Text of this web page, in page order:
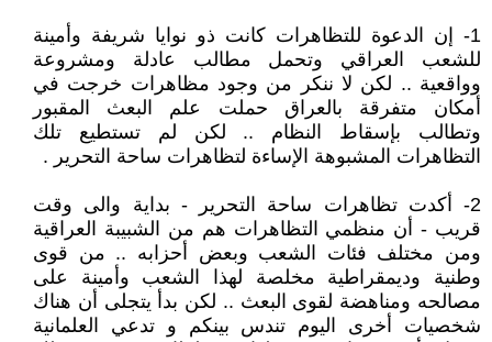
1- إن الدعوة للتظاهرات كانت ذو نوايا شريفة وأمينة
للشعب العراقي وتحمل مطالب عادلة ومشروعة
وواقعية .. لكن لا ننكر من وجود مظاهرات خرجت في
أمكان متفرقة بالعراق حملت علم البعث المقبور
وتطالب بإسقاط النظام .. لكن لم تستطيع تلك
التظاهرات المشبوهة الإساءة لتظاهرات ساحة التحرير .
2- أكدت تظاهرات ساحة التحرير - بداية والى وقت
قريب - أن منظمي التظاهرات هم من الشبيبة العراقية
ومن مختلف فئات الشعب وبعض أحزابه .. من قوى
وطنية وديمقراطية مخلصة لهذا الشعب وأمينة على
مصالحه ومناهضة لقوى البعث .. لكن بدأ يتجلى أن هناك
شخصيات أخرى اليوم تندس بينكم و تدعي العلمانية